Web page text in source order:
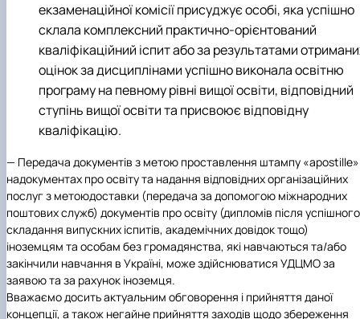
екзаменаційної комісії присуджує особі, яка успішно
склала комплексний практично-орієнтований
кваліфікаційний іспит або за результатами
оцінок за дисциплінами успішно виконала освітню
програму на певному рівні вищої освіти, відповідний
ступінь вищої освіти та присвоює відповідну
кваліфікацію.
— Передача документів з метою проставлення штампу «apostille»
надокументах про освіту та надання відповідних організаційних
послуг з метоюдоставки (передача за допомогою міжнародних
поштових служб) документів про освіту (дипломів після успішного
складання випускних іспитів, академічних довідок тощо)
іноземцям та особам без громадянства, які навчаються та/або
закінчили навчання в Україні, може здійснюватися УДЦМО за
заявою та за рахунок іноземця.
Вважаємо досить актуальним обговорення і прийняття даної
концепції, а також негайне прийняття заходів щодо збереження